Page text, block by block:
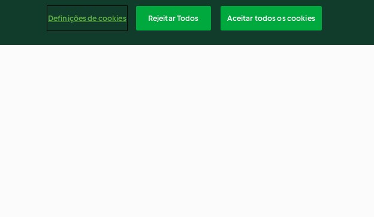
Definições de cookies Rejeitar Todos Aceitar todos os cookies